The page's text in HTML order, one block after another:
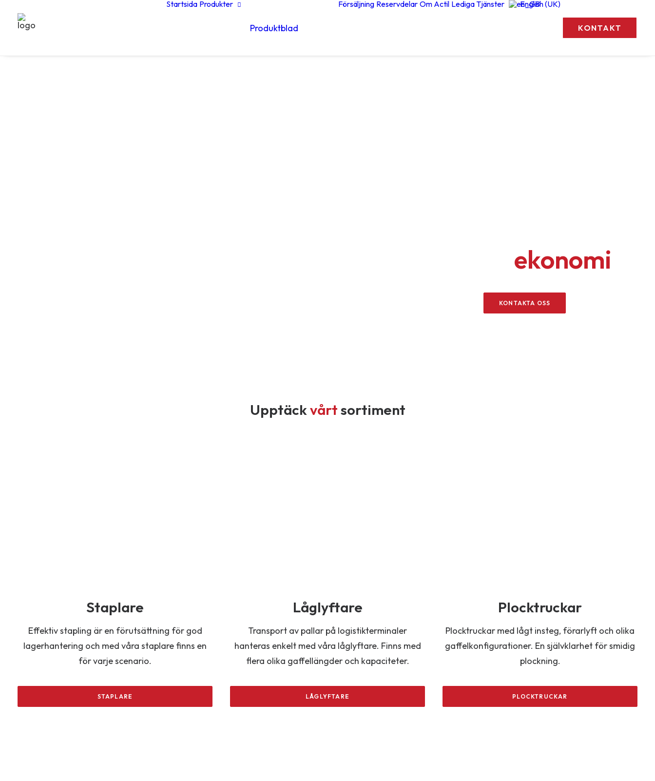
Startsida Produkter
Produktblad
Försäljning Reservdelar Om Actil Lediga Tjänster English (UK)
KONTAKT
ekonomi
KONTAKTA OSS
Upptäckvårtsortiment
Staplare
Effektiv stapling är en förutsättning för god
lagerhantering och med våra staplare finns en
för varje scenario.
STAPLARE
Låglyftare
Transport av pallar på logistikterminaler
hanteras enkelt med våra låglyftare. Finns med
flera olika gaffellängder och kapaciteter.
LÅGLYFTARE
Plocktruckar
Plocktruckar med lågt insteg, förarlyft och olika
gaffelkonfigurationer. En självklarhet för smidig
plockning.
PLOCKTRUCKAR